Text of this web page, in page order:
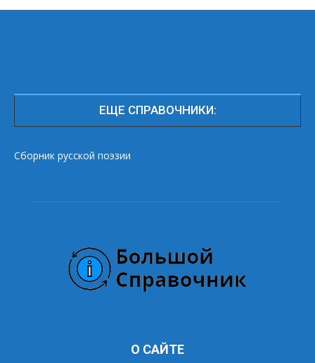
ЕЩЕ СПРАВОЧНИКИ:
Сборник русской поэзии
О САЙТЕ